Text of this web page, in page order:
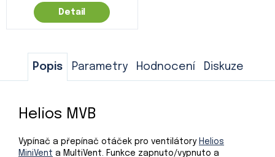
Detail
Popis Parametry Hodnocení Diskuze
Helios MVB
Vypínač a přepínač otáček pro ventilátory Helios
MiniVent a MultiVent. Funkce zapnuto/vypnuto a